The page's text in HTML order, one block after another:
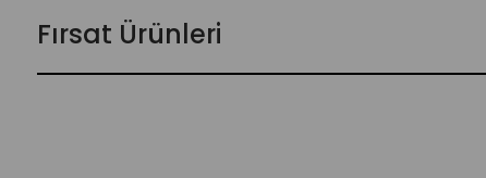
Fırsat Ürünleri